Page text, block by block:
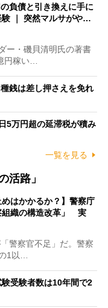
負債と引き換えに手に
験 ｜ 突然マルサがや…
ー・磯貝清明氏の著書
円稼い…
銭は差し押さえを免れ
5万円超の延滞税が積み
一覧を見る
活路」
めはかかるか？】警察庁
組織の構造改革」 実
警察官不足」だ。警察
1以…
験受験者数は10年間で2